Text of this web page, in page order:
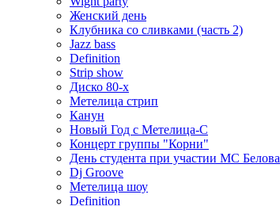
Женский день
Клубника со сливками (часть 2)
Jazz bass
Definition
Strip show
Диско 80-х
Метелица стрип
Канун
Новый Год с Метелица-С
Концерт группы "Корни"
День студента при участии МС Белова
Dj Groove
Метелица шоу
Definition